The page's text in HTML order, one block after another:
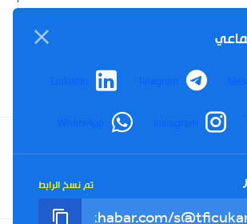
YouTube
TikTok
Twitter
Telegram
LinkedIn
Instagram
WhatsApp
تم نسخ الرابط